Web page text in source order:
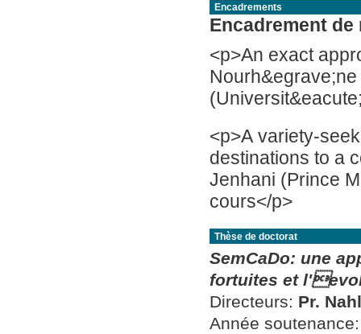
Encadrements
Encadrement
<p>An exact
<p>A variety-
destinations to a
Jenhani (Prince
cours</p>
Thèse de doctorat
SemCaDo: une
fortuites et
Directeurs: Pr.
Année